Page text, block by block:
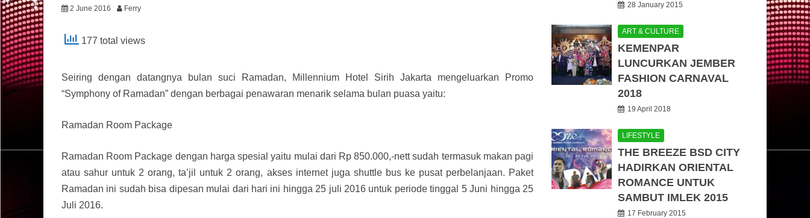
2 June 2016 Ferry
177 total views
Seiring dengan datangnya bulan suci Ramadan, Millennium Hotel Sirih Jakarta mengeluarkan Promo
“Symphony of Ramadan” dengan berbagai penawaran menarik selama bulan puasa yaitu:
Ramadan Room Package
Ramadan Room Package dengan harga spesial yaitu mulai dari Rp 850.000,-nett sudah termasuk makan pagi
atau sahur untuk 2 orang, ta’jil untuk 2 orang, akses internet juga shuttle bus ke pusat perbelanjaan. Paket
Ramadan ini sudah bisa dipesan mulai dari hari ini hingga 25 juli 2016 untuk periode tinggal 5 Juni hingga 25
Juli 2016.
28 January 2015
ART & CULTURE
KEMENPAR
LUNCURKAN JEMBER
FASHION CARNAVAL
2018
19 April 2018
LIFESTYLE
THE BREEZE BSD CITY
HADIRKAN ORIENTAL
ROMANCE UNTUK
SAMBUT IMLEK 2015
17 February 2015